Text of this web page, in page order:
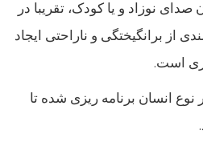
نوزاد و یا کودک، تقریبا در
از برانگیختگی و ناراحتی ایجاد
است.
انسان برنامه ریزی شده تا